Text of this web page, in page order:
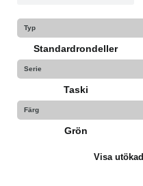
Typ
Standardrondeller
Serie
Taski
Färg
Grön
Visa